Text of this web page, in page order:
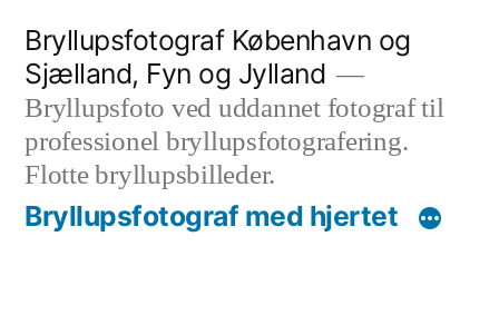
indhold
Bryllupsfotograf København og
Sjælland, Fyn og Jylland
Bryllupsfoto ved uddannet fotograf til
professionel bryllupsfotografering.
Flotte bryllupsbilleder.
Bryllupsfotograf med hjertet